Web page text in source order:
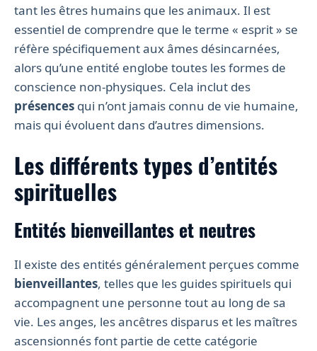
tant les êtres humains que les animaux. Il est
essentiel de comprendre que le terme « esprit » se
réfère spécifiquement aux âmes désincarnées,
alors qu’une entité englobe toutes les formes de
conscience non-physiques. Cela inclut des
présences qui n’ont jamais connu de vie humaine,
mais qui évoluent dans d’autres dimensions.
Les différents types d’entités
spirituelles
Entités bienveillantes et neutres
Il existe des entités généralement perçues comme
bienveillantes, telles que les guides spirituels qui
accompagnent une personne tout au long de sa
vie. Les anges, les ancêtres disparus et les maîtres
ascensionnés font partie de cette catégorie